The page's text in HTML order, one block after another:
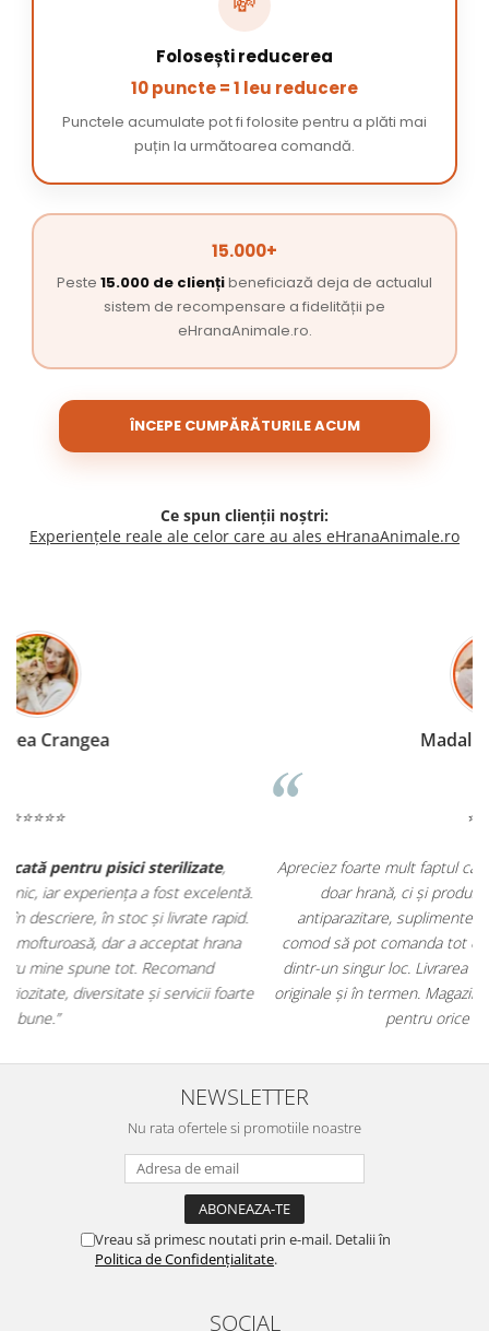
Folosești reducerea
10 puncte = 1 leu reducere
Punctele acumulate pot fi folosite pentru a plăti mai
puțin la următoarea comandă.
15.000+
Peste 15.000 de cliențibeneficiază deja de actualul
sistem de recompensare a fidelității pe
eHranaAnimale.ro.
ÎNCEPE CUMPĂRĂTURILE ACUM
Ce spun clienții noștri:
Experiențele reale ale celor care au ales eHranaAnimale.ro
Apreciez foarte mult faptul că pe ehranaanimale.rogăsesc nu
doar hrană, ci și produse din
farmacia veterinară:
antiparazitare, suplimente și soluții de îngrijire. Este foarte
comod să pot comanda tot ce am nevoie pentru animalul meu
dintr-un singur loc. Livrarea a fost rapidă, iar produsele au fost
originale și în termen. Magazin serios, bine organizat și foarte util
NEWSLETTER
Nu rata ofertele si promotiile noastre
Vreau să primesc noutati prin e-mail. Detalii în
Politica de Confidențialitate.
SOCIAL